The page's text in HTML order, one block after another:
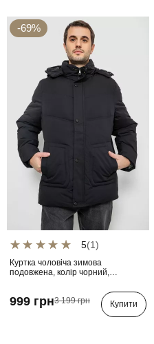
-69%
5(1)
Куртка чоловіча зимова
подовжена, колір чорний,
999 грн3 199 грн Купити